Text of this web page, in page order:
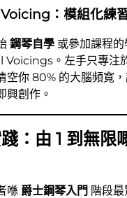
：模組化練
鋼琴自學 或參加課程
Voicings。左手只專注
空你 80% 的大腦頻寬
興創作。
：由 1 到無限
喺 爵士鋼琴入門 階段